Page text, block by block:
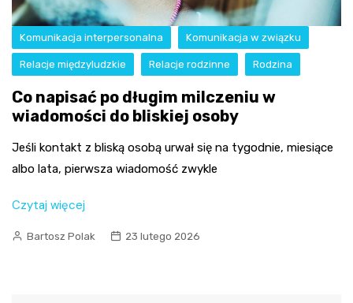
Komunikacja interpersonalna Komunikacja w związku
Relacje międzyludzkie Relacje rodzinne Rodzina
Co napisać po długim milczeniu w
wiadomości do bliskiej osoby
Jeśli kontakt z bliską osobą urwał się na tygodnie, miesiące
albo lata, pierwsza wiadomość zwykle
Czytaj więcej
Bartosz Polak 23 lutego 2026